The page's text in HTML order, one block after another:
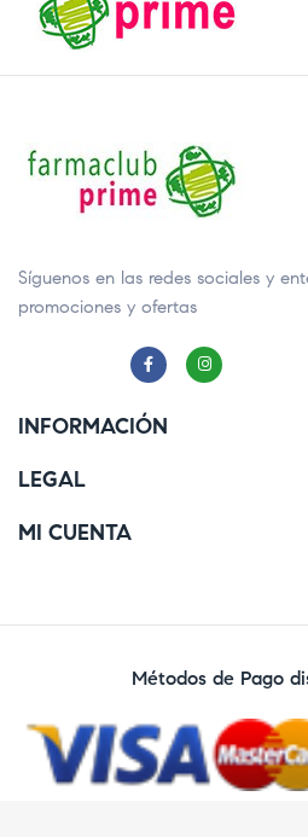
Síguenos en las redes sociales y
promociones y ofertas
INFORMACIÓN
LEGAL
MI CUENTA
Métodos de Pago